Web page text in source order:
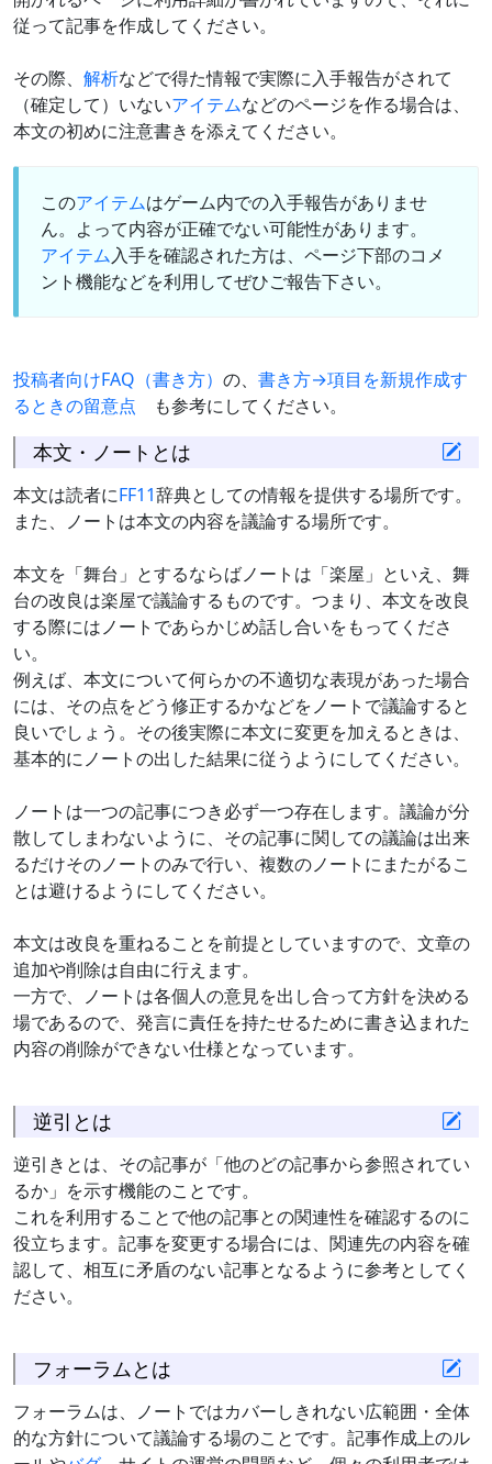
従って記事を作成してください。
その際、 解析などで得た情報で実際に入手報告がされて
（確定して）いないアイテムなどのページを作る場合は、
本文の初めに注意書きを添えてください。
このアイテムはゲーム内での入手報告がありませ
ん。よって内容が正確でない可能性があります。
アイテム入手を確認された方は、ページ下部のコメ
ント機能などを利用してぜひご報告下さい。
投稿者向けFAQ（書き方） の、 書き方→項目を新規作成す
るときの留意点 も参考にしてください。
本文・ノートとは
本文は読者にFF11辞典としての情報を提供する場所です。
また、ノートは本文の内容を議論する場所です。
本文を「舞台」とするならばノートは「楽屋」といえ、舞
台の改良は楽屋で議論するものです。つまり、本文を改良
する際にはノートであらかじめ話し合いをもってくださ
い。
例えば、本文について何らかの不適切な表現があった場合
には、その点をどう修正するかなどをノートで議論すると
良いでしょう。その後実際に本文に変更を加えるときは、
基本的にノートの出した結果に従うようにしてください。
ノートは一つの記事につき必ず一つ存在します。議論が分
散してしまわないように、その記事に関しての議論は出来
るだけそのノートのみで行い、複数のノートにまたがるこ
とは避けるようにしてください。
本文は改良を重ねることを前提としていますので、文章の
追加や削除は自由に行えます。
一方で、ノートは各個人の意見を出し合って方針を決める
場であるので、発言に責任を持たせるために書き込まれた
内容の削除ができない仕様となっています。
逆引とは
逆引きとは、その記事が「他のどの記事から参照されてい
るか」を示す機能のことです。
これを利用することで他の記事との関連性を確認するのに
役立ちます。記事を変更する場合には、関連先の内容を確
認して、相互に矛盾のない記事となるように参考としてく
ださい。
フォーラムとは
フォーラムは、ノートではカバーしきれない広範囲・全体
的な方針について議論する場のことです。記事作成上のル